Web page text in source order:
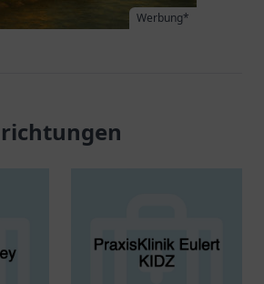
Werbung*